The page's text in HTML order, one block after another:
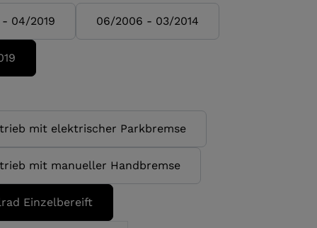
- 04/2019 06/2006 - 03/2014
mit elektrischer Parkbremse
mit manueller Handbremse
Einzelbereift